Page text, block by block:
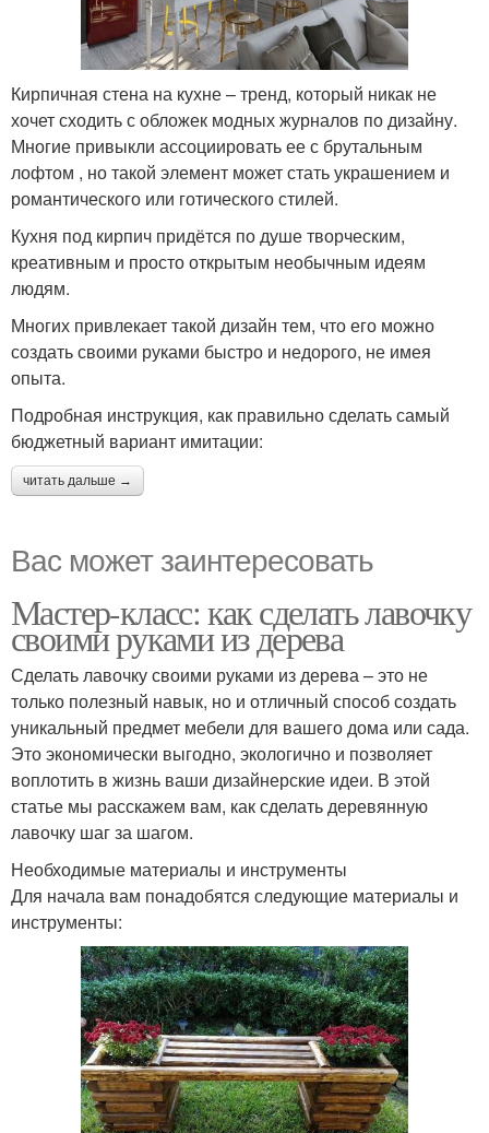
Кирпичная стена на кухне – тренд, который никак не
хочет сходить с обложек модных журналов по дизайну.
Многие привыкли ассоциировать ее с брутальным
лофтом , но такой элемент может стать украшением и
романтического или готического стилей.
Кухня под кирпич придётся по душе творческим,
креативным и просто открытым необычным идеям
людям.
Многих привлекает такой дизайн тем, что его можно
создать своими руками быстро и недорого, не имея
опыта.
Подробная инструкция, как правильно сделать самый
бюджетный вариант имитации:
читать дальше →
Вас может заинтересовать
Мастер-класс: как сделать лавочку
своими руками из дерева
Сделать лавочку своими руками из дерева – это не
только полезный навык, но и отличный способ создать
уникальный предмет мебели для вашего дома или сада.
Это экономически выгодно, экологично и позволяет
воплотить в жизнь ваши дизайнерские идеи. В этой
статье мы расскажем вам, как сделать деревянную
лавочку шаг за шагом.
Необходимые материалы и инструменты
Для начала вам понадобятся следующие материалы и
инструменты: